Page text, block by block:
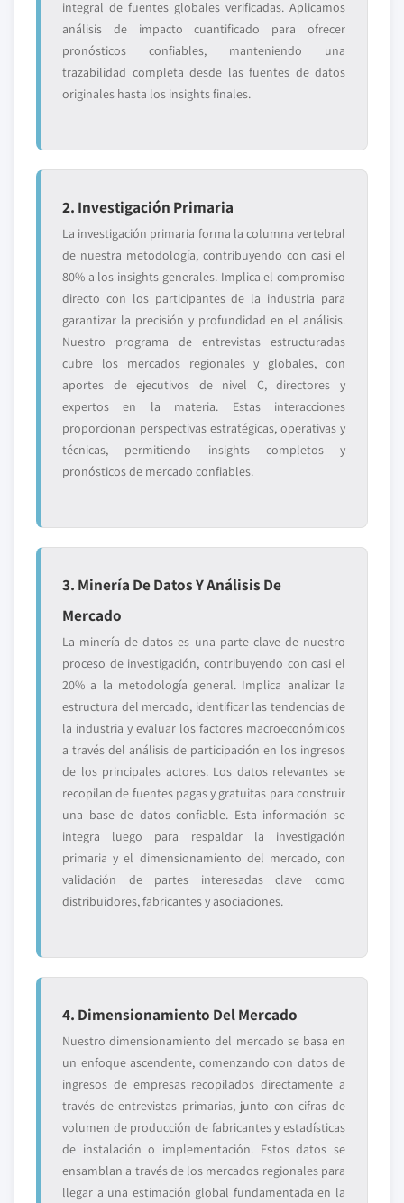
integral de fuentes globales verificadas. Aplicamos
análisis de impacto cuantificado para ofrecer
pronósticos confiables, manteniendo una
trazabilidad completa desde las fuentes de datos
originales hasta los insights finales.
2. Investigación Primaria
La investigación primaria forma la columna vertebral
de nuestra metodología, contribuyendo con casi el
80% a los insights generales. Implica el compromiso
directo con los participantes de la industria para
garantizar la precisión y profundidad en el análisis.
Nuestro programa de entrevistas estructuradas
cubre los mercados regionales y globales, con
aportes de ejecutivos de nivel C, directores y
expertos en la materia. Estas interacciones
proporcionan perspectivas estratégicas, operativas y
técnicas, permitiendo insights completos y
pronósticos de mercado confiables.
3. Minería De Datos Y Análisis De
Mercado
La minería de datos es una parte clave de nuestro
proceso de investigación, contribuyendo con casi el
20% a la metodología general. Implica analizar la
estructura del mercado, identificar las tendencias de
la industria y evaluar los factores macroeconómicos
a través del análisis de participación en los ingresos
de los principales actores. Los datos relevantes se
recopilan de fuentes pagas y gratuitas para construir
una base de datos confiable. Esta información se
integra luego para respaldar la investigación
primaria y el dimensionamiento del mercado, con
validación de partes interesadas clave como
distribuidores, fabricantes y asociaciones.
4. Dimensionamiento Del Mercado
Nuestro dimensionamiento del mercado se basa en
un enfoque ascendente, comenzando con datos de
ingresos de empresas recopilados directamente a
través de entrevistas primarias, junto con cifras de
volumen de producción de fabricantes y estadísticas
de instalación o implementación. Estos datos se
ensamblan a través de los mercados regionales para
llegar a una estimación global fundamentada en la